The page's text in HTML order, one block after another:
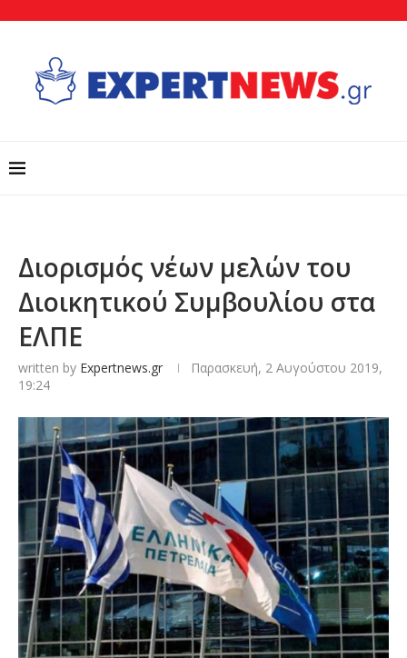
Διορισμός νέων μελών του
Διοικητικού Συμβουλίου στα
ΕΛΠΕ
written by Expertnews.gr
Παρασκευή, 2 Αυγούστου 2019,
19:24